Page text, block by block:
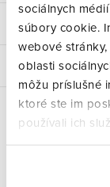
sociálnych
súbory cookie.
webové
oblasti
môžu príslušné
ktoré ste im
používali ich
Hodnotenie
Diskusia